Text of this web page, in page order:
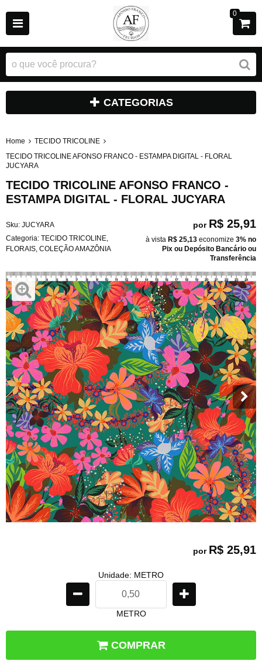
0
CATEGORIAS
Home
TECIDO TRICOLINE
TECIDO TRICOLINE AFONSO FRANCO - ESTAMPA DIGITAL - FLORAL
JUCYARA
TECIDO TRICOLINE AFONSO FRANCO -
ESTAMPA DIGITAL - FLORAL JUCYARA
Sku: JUCYARA
Categoria: TECIDO TRICOLINE
FLORAIS COLEÇÃO AMAZÔNIA
por R$ 25,91
à vista R$ 25,13 economize 3% no
Pix ou Depósito Bancário ou
Transferência
por R$ 25,91
Unidade: METRO
METRO
COMPRAR